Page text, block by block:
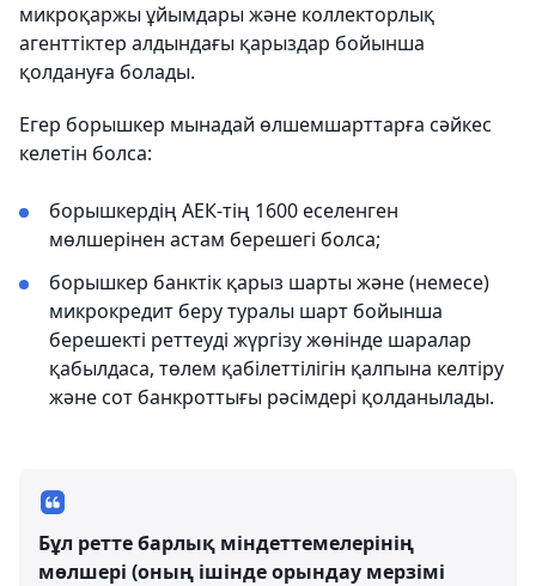
микроқаржы ұйымдары және коллекторлық
агенттіктер алдындағы қарыздар бойынша
қолдануға болады.
Егер борышкер мынадай өлшемшарттарға сәйкес
келетін болса:
борышкердің АЕК-тің 1600 еселенген
мөлшерінен астам берешегі болса;
борышкер банктік қарыз шарты және (немесе)
микрокредит беру туралы шарт бойынша
берешекті реттеуді жүргізу жөнінде шаралар
қабылдаса, төлем қабілеттілігін қалпына келтіру
және сот банкроттығы рәсімдері қолданылады.
Бұл ретте барлық міндеттемелерінің
мөлшері (оның ішінде орындау мерзімі